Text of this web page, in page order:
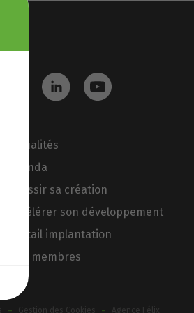
Actualités
Agenda
Réussir sa création
Accélérer son développement
Portail implantation
Nos membres
Gestion des Cookies Agence Félix